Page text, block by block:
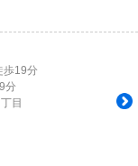
歩19分
分
丁目